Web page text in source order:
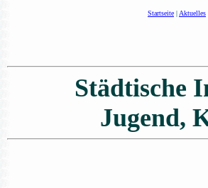
Startseite | Aktuelles
Städtische
Jugend,